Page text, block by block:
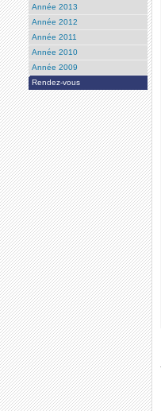
Année 2013
Année 2012
Année 2011
Année 2010
Année 2009
Rendez-vous